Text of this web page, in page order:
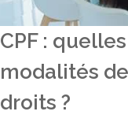
CPF :
modalités
droits ?